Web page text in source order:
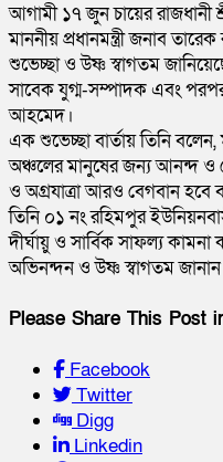
আগামী ১৭ জুন চায়ের রাজধানী
মাননীয় প্রধানমন্ত্রী জনাব
শুভেচ্ছা ও উষ্ণ স্বাগতম
সাবেক যুগ্ম-সম্পাদক এবং
আহমেদ।
এক শুভেচ্ছা বার্তায় তিনি বলেন,
অঞ্চলের মানুষের জন্য আনন্দ ও
ও অগ্রযাত্রা আরও বেগবান হবে
তিনি ০১ নং রহিমপুর
দীর্ঘায়ু ও সার্বিক সাফল্য
অভিনন্দন ও উষ্ণ স্বাগতম
Please Share This Post
Facebook
Twitter
Digg
Linkedin